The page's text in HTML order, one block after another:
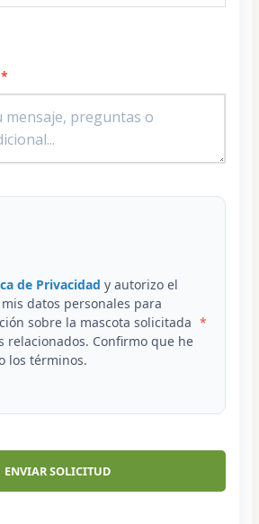
de Privacidad y autorizo el
datos personales para
sobre la mascota solicitada
relacionados. Confirmo que he
los términos.